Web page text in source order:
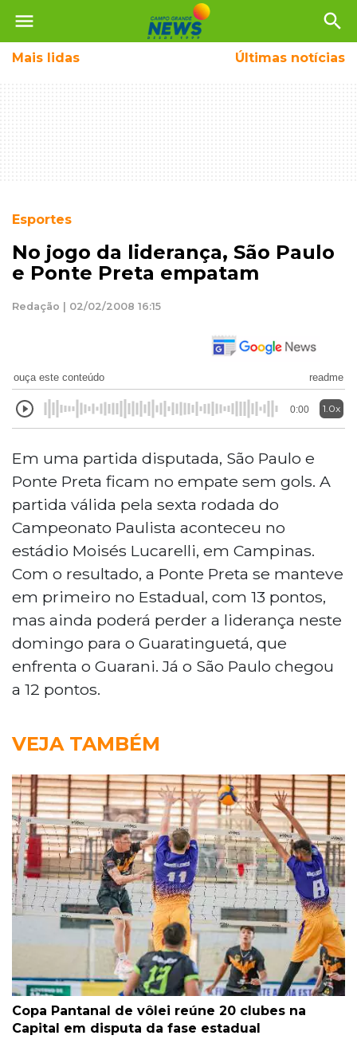
menu search
Mais lidas Últimas notícias
Esportes
No jogo da liderança, São Paulo
e Ponte Preta empatam
Redação | 02/02/2008 16:15
ouça este conteúdo readme
0:00 1.0x
Em uma partida disputada, São Paulo e
Ponte Preta ficam no empate sem gols. A
partida válida pela sexta rodada do
Campeonato Paulista aconteceu no
estádio Moisés Lucarelli, em Campinas.
Com o resultado, a Ponte Preta se manteve
em primeiro no Estadual, com 13 pontos,
mas ainda poderá perder a liderança neste
domingo para o Guaratinguetá, que
enfrenta o Guarani. Já o São Paulo chegou
a 12 pontos.
VEJA TAMBÉM
Copa Pantanal de vôlei reúne 20 clubes na
Capital em disputa da fase estadual